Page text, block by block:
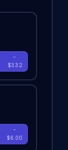
-
$3.32
-
$6.00